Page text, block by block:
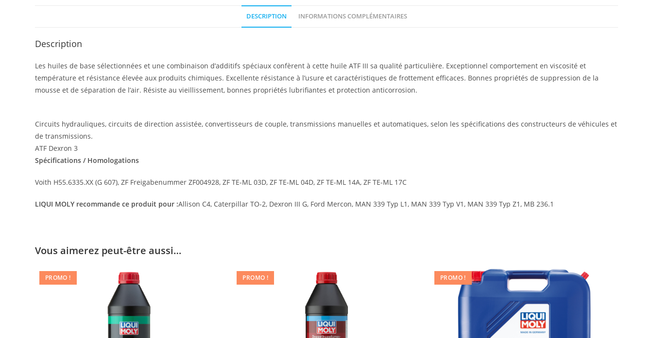
DESCRIPTION INFORMATIONS COMPLÉMENTAIRES
Description
Les huiles de base sélectionnées et une combinaison d’additifs spéciaux confèrent à cette huile ATF III sa qualité particulière. Exceptionnel comportement en viscosité et
température et résistance élevée aux produits chimiques. Excellente résistance à l’usure et caractéristiques de frottement efficaces. Bonnes propriétés de suppression de la
mousse et de séparation de l’air. Résiste au vieillissement, bonnes propriétés lubrifiantes et protection anticorrosion.
Circuits hydrauliques, circuits de direction assistée, convertisseurs de couple, transmissions manuelles et automatiques, selon les spécifications des constructeurs de véhicules et
de transmissions.
ATF Dexron 3
Spécifications / Homologations
Voith H55.6335.XX (G 607), ZF Freigabenummer ZF004928, ZF TE-ML 03D, ZF TE-ML 04D, ZF TE-ML 14A, ZF TE-ML 17C
LIQUI MOLY recommande ce produit pour :Allison C4, Caterpillar TO-2, Dexron III G, Ford Mercon, MAN 339 Typ L1, MAN 339 Typ V1, MAN 339 Typ Z1, MB 236.1
Vous aimerez peut-être aussi…
PROMO ! PROMO ! PROMO !